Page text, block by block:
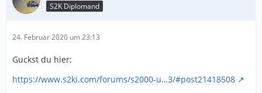
S2K Diplomand
24. Februar 2020 um 23:13
Guckst du hier:
https://www.s2ki.com/forums/s2000-u…3/#post21418508